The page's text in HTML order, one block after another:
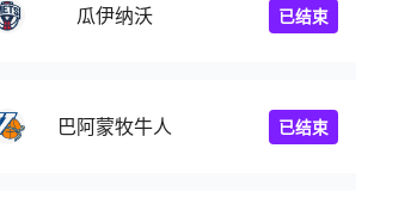
瓜伊纳沃 已结束
巴阿蒙牧牛人 已结束